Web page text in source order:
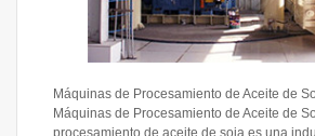
Máquinas de Procesamiento de Aceite de
Máquinas de Procesamiento de Aceite de